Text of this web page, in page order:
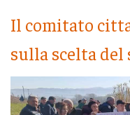
Il comitato
sulla scelta del